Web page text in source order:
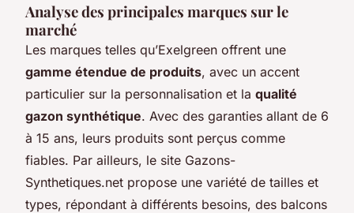
Analyse des principales marques sur le
marché
Les marques telles qu’Exelgreen offrent une
gamme étendue de produits, avec un accent
particulier sur la personnalisation et la qualité
gazon synthétique. Avec des garanties allant de 6
à 15 ans, leurs produits sont perçus comme
fiables. Par ailleurs, le site Gazons-
Synthetiques.net propose une variété de tailles et
types, répondant à différents besoins, des balcons